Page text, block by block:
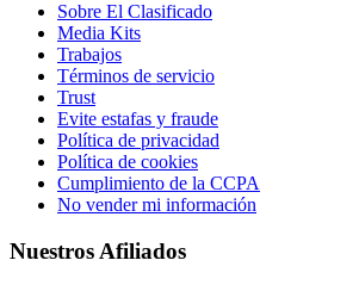
Sobre El Clasificado
Media Kits
Trabajos
Términos de servicio
Trust
Evite estafas y fraude
Política de privacidad
Política de cookies
Cumplimiento de la CCPA
No vender mi información
Nuestros Afiliados